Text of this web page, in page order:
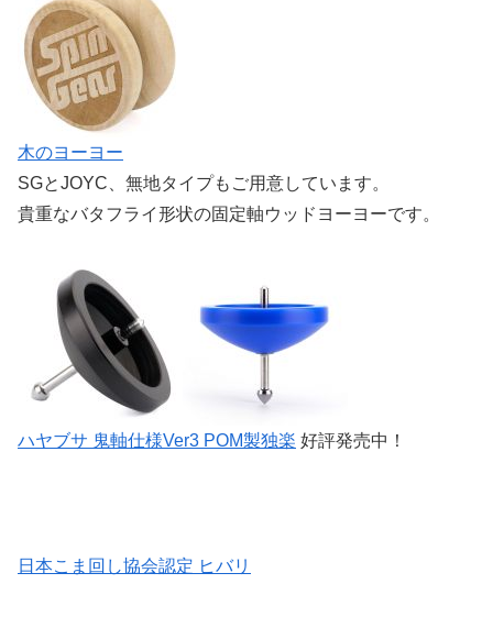
木のヨーヨー
SGとJOYC、無地タイプもご用意しています。
貴重なバタフライ形状の固定軸ウッドヨーヨーです。
ハヤブサ 鬼軸仕様Ver3 POM製独楽 好評発売中！
日本こま回し協会認定 ヒバリ